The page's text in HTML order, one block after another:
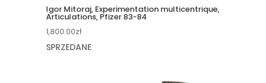
Igor Mitoraj, Experimentation multicentrique,
Articulations, Pfizer 83-84
1,800.00zł
SPRZEDANE